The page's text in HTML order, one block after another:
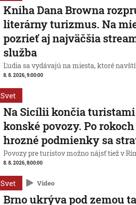
Kniha Dana Browna
literárny turizmus. Na
pozrieť aj najväčšia
služba
Ľudia sa vydávajú na miesta, ktoré
8. 8. 2026, 9:00:00
Svet
Na Sicílii končia
konské povozy. Po
hrozné podmienky sa
Povozy pre turistov možno nájsť tiež v
8. 8. 2026, 8:00:00
Svet Video
Brno ukrýva pod zemou